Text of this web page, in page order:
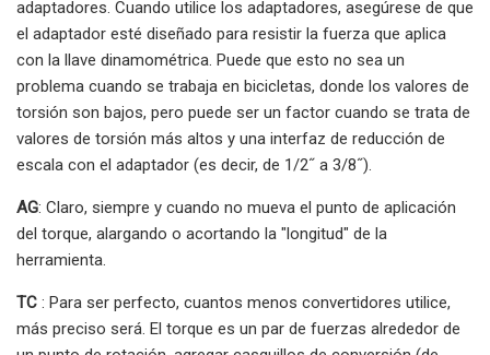
adaptadores. Cuando utilice los adaptadores, asegúrese de que
el adaptador esté diseñado para resistir la fuerza que aplica
con la llave dinamométrica. Puede que esto no sea un
problema cuando se trabaja en bicicletas, donde los valores de
torsión son bajos, pero puede ser un factor cuando se trata de
valores de torsión más altos y una interfaz de reducción de
escala con el adaptador (es decir, de 1/2˝ a 3/8˝).
AG: Claro, siempre y cuando no mueva el punto de aplicación
del torque, alargando o acortando la "longitud" de la
herramienta.
TC : Para ser perfecto, cuantos menos convertidores utilice,
más preciso será. El torque es un par de fuerzas alrededor de